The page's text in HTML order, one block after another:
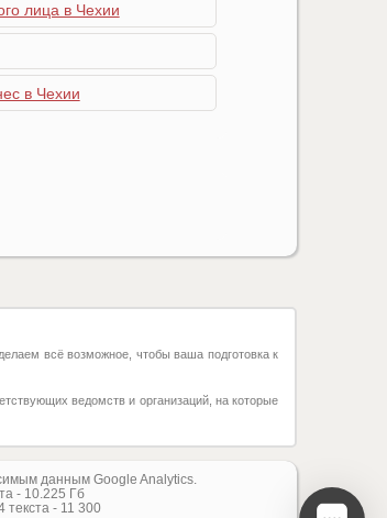
лица в Чехии
в Чехии
всё возможное, чтобы ваша подготовка к
ведомств и организаций, на которые
данным Google Analytics.
- 10.225 Гб
текста - 11 300